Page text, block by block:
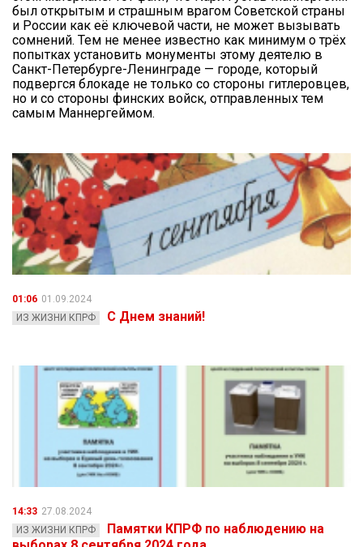
был открытым и страшным врагом Советской страны
и России как её ключевой части, не может вызывать
сомнений. Тем не менее известно как минимум о трёх
попытках установить монументы этому деятелю в
Санкт-Петербурге-Ленинграде — городе, который
подвергся блокаде не только со стороны гитлеровцев,
но и со стороны финских войск, отправленных тем
самым Маннергеймом.
01:06 01.09.2024
ИЗ ЖИЗНИ КПРФ
С Днем знаний!
14:33 27.08.2024
ИЗ ЖИЗНИ КПРФ
Памятки КПРФ по наблюдению на